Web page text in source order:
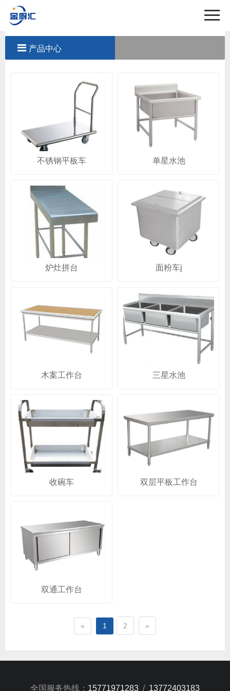
关于我们
产品中心
工程案例
产品中心
不锈钢平板车 单星水池
炉灶拼台 面粉车j
木案工作台 三星水池
收碗车 双层平板工作台
双通工作台
« 1 2 »
全国服务热线： 15771971283 / 13772403183